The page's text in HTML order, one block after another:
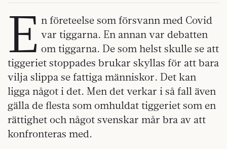
E n företeelse som försvann med Covid
var tiggarna. En annan var debatten
om tiggarna. De som helst skulle se att
tiggeriet stoppades brukar skyllas för att bara
vilja slippa se fattiga människor. Det kan
ligga något i det. Men det verkar i så fall även
gälla de flesta som omhuldat tiggeriet som en
rättighet och något svenskar mår bra av att
konfronteras med.